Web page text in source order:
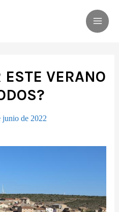
VERANO
junio de 2022